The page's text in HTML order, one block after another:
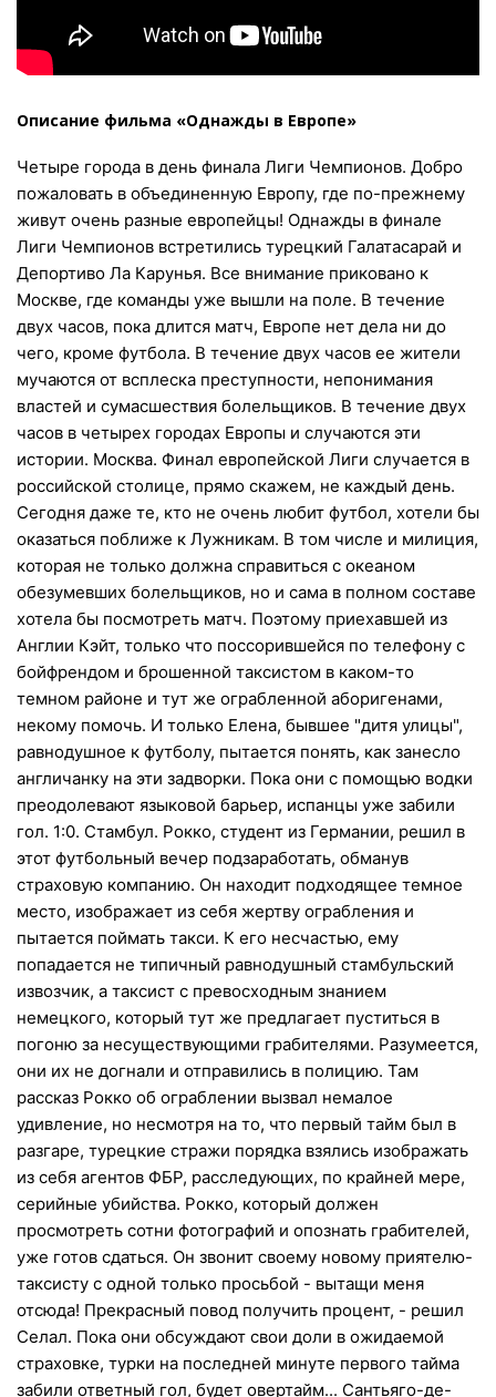
Описание фильма «Однажды в Европе»
Четыре города в день финала Лиги Чемпионов. Добро
пожаловать в объединенную Европу, где по-прежнему
живут очень разные европейцы! Однажды в финале
Лиги Чемпионов встретились турецкий Галатасарай и
Депортиво Ла Карунья. Все внимание приковано к
Москве, где команды уже вышли на поле. В течение
двух часов, пока длится матч, Европе нет дела ни до
чего, кроме футбола. В течение двух часов ее жители
мучаются от всплеска преступности, непонимания
властей и сумасшествия болельщиков. В течение двух
часов в четырех городах Европы и случаются эти
истории. Москва. Финал европейской Лиги случается в
российской столице, прямо скажем, не каждый день.
Сегодня даже те, кто не очень любит футбол, хотели бы
оказаться поближе к Лужникам. В том числе и милиция,
которая не только должна справиться с океаном
обезумевших болельщиков, но и сама в полном составе
хотела бы посмотреть матч. Поэтому приехавшей из
Англии Кэйт, только что поссорившейся по телефону с
бойфрендом и брошенной таксистом в каком-то
темном районе и тут же ограбленной аборигенами,
некому помочь. И только Елена, бывшее "дитя улицы",
равнодушное к футболу, пытается понять, как занесло
англичанку на эти задворки. Пока они с помощью водки
преодолевают языковой барьер, испанцы уже забили
гол. 1:0. Стамбул. Рокко, студент из Германии, решил в
этот футбольный вечер подзаработать, обманув
страховую компанию. Он находит подходящее темное
место, изображает из себя жертву ограбления и
пытается поймать такси. К его несчастью, ему
попадается не типичный равнодушный стамбульский
извозчик, а таксист с превосходным знанием
немецкого, который тут же предлагает пуститься в
погоню за несуществующими грабителями. Разумеется,
они их не догнали и отправились в полицию. Там
рассказ Рокко об ограблении вызвал немалое
удивление, но несмотря на то, что первый тайм был в
разгаре, турецкие стражи порядка взялись изображать
из себя агентов ФБР, расследующих, по крайней мере,
серийные убийства. Рокко, который должен
просмотреть сотни фотографий и опознать грабителей,
уже готов сдаться. Он звонит своему новому приятелю-
таксисту с одной только просьбой - вытащи меня
отсюда! Прекрасный повод получить процент, - решил
Селал. Пока они обсуждают свои доли в ожидаемой
страховке, турки на последней минуте первого тайма
забили ответный гол, будет овертайм... Сантьяго-де-